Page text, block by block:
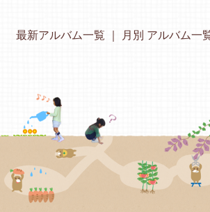
最新アルバム一覧 月別 アルバム一